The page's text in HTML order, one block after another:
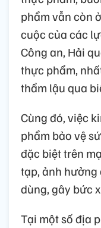
phẩm vẫn còn
cuộc của các
Công an, Hải
thực phẩm,
thẩm lậu qua
Cùng đó, việc
phẩm bảo vệ
đặc biệt trên
tạp, ảnh
dùng, gây bức
Tại một số địa